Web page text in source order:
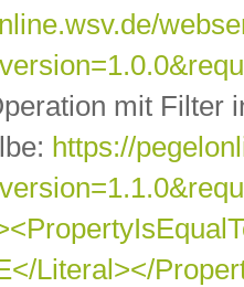
mit Filter
https://
Literal></